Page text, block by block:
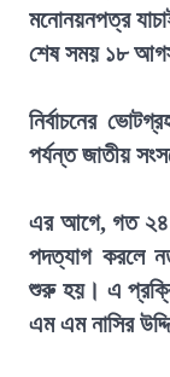
মনোনয়নপত্র
শেষ সময় ১৮
নির্বাচনের
পর্যন্ত জাতীয়
এর আগে, গত ২৪
পদত্যাগ করলে
শুরু হয়। এ
এম এম নাসির